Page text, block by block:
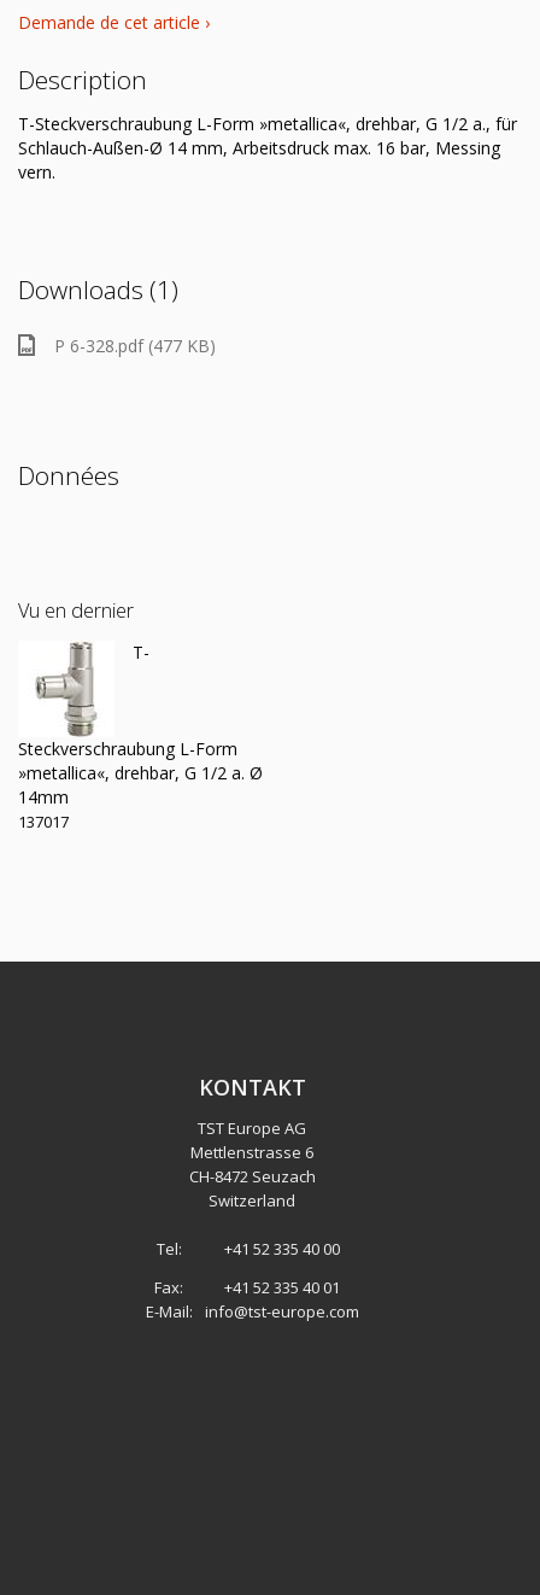
Demande de cet article ›
Description
T-Steckverschraubung L-Form »metallica«, drehbar, G 1/2 a., für
Schlauch-Außen-Ø 14 mm, Arbeitsdruck max. 16 bar, Messing
vern.
Downloads (1)
P 6-328.pdf (477 KB)
Données
Vu en dernier
T-
Steckverschraubung L-Form
»metallica«, drehbar, G 1/2 a. Ø
14mm
137017
KONTAKT
TST Europe AG
Mettlenstrasse 6
CH-8472 Seuzach
Switzerland
Tel:
+41 52 335 40 00
Fax:
+41 52 335 40 01
E-Mail:
info@tst-europe.com